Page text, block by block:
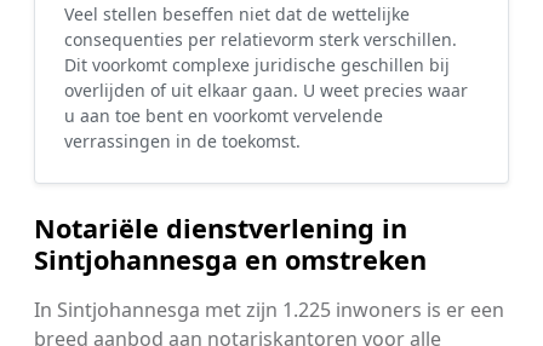
Veel stellen beseffen niet dat de wettelijke
consequenties per relatievorm sterk verschillen.
Dit voorkomt complexe juridische geschillen bij
overlijden of uit elkaar gaan. U weet precies waar
u aan toe bent en voorkomt vervelende
verrassingen in de toekomst.
Notariële dienstverlening in
Sintjohannesga en omstreken
In Sintjohannesga met zijn 1.225 inwoners is er een
breed aanbod aan notariskantoren voor alle